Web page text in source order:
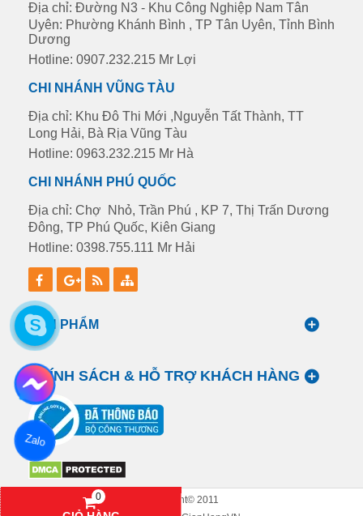
Địa chỉ: Đường N3 - Khu Công Nghiệp Nam Tân
Uyên: Phường Khánh Bình , TP Tân Uyên, Tỉnh Bình
Dương
Hotline: 0907.232.215 Mr Lợi
CHI NHÁNH VŨNG TÀU
Địa chỉ: Khu Đô Thi Mới ,Nguyễn Tất Thành, TT
Long Hải, Bà Rịa Vũng Tàu
Hotline: 0963.232.215 Mr Hà
CHI NHÁNH PHÚ QUỐC
Địa chỉ: Chợ Nhỏ, Trần Phú , KP 7, Thị Trấn Dương
Đông, TP Phú Quốc, Kiên Giang
Hotline: 0398.755.111 Mr Hải
SẢN PHẨM
CHÍNH SÁCH & HỖ TRỢ KHÁCH HÀNG
Copyright© 2011
0
Zalo